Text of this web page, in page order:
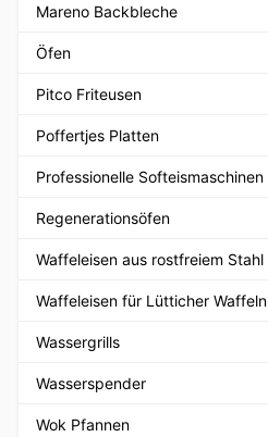
Mareno Backbleche
Öfen
Pitco Friteusen
Poffertjes Platten
Professionelle Softeismaschinen
Regenerationsöfen
Waffeleisen aus rostfreiem Stahl
Waffeleisen für Lütticher Waffeln
Wassergrills
Wasserspender
Wok Pfannen